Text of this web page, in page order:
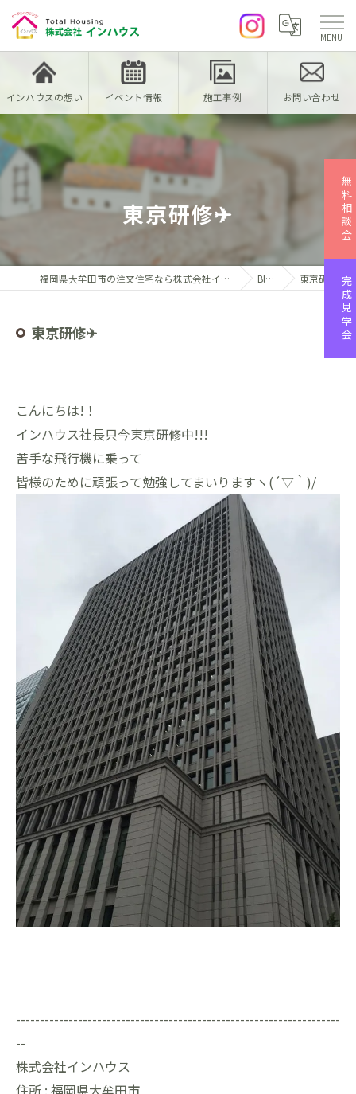
インハウスの想い イベント情報 施工事例 お問い合わせ
東京研修✈
福岡県大牟田市の注文住宅なら株式会社インハウス Blog 東京研修✈
東京研修✈
こんにちは!！
インハウス社長只今東京研修中!!!
苦手な飛行機に乗って
皆様のために頑張って勉強してまいりますヽ(´▽｀)/
--------------------------------------------------------------------
--
株式会社インハウス
無料相談会
完成見学会